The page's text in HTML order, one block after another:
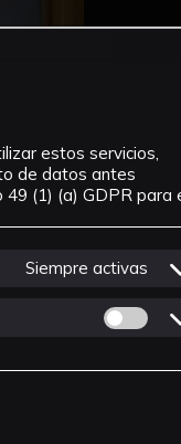
estos servicios,
de datos antes
49 (1) (a) GDPR para
Siempre activas
Permitir